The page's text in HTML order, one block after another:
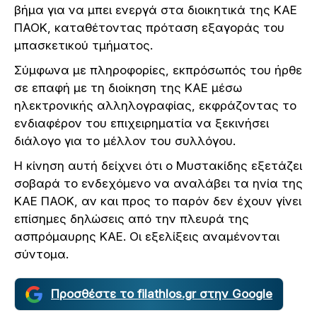
βήμα για να μπει ενεργά στα διοικητικά της ΚΑΕ
ΠΑΟΚ, καταθέτοντας πρόταση εξαγοράς του
μπασκετικού τμήματος.
Σύμφωνα με πληροφορίες, εκπρόσωπός του ήρθε
σε επαφή με τη διοίκηση της ΚΑΕ μέσω
ηλεκτρονικής αλληλογραφίας, εκφράζοντας το
ενδιαφέρον του επιχειρηματία να ξεκινήσει
διάλογο για το μέλλον του συλλόγου.
Η κίνηση αυτή δείχνει ότι ο Μυστακίδης εξετάζει
σοβαρά το ενδεχόμενο να αναλάβει τα ηνία της
ΚΑΕ ΠΑΟΚ, αν και προς το παρόν δεν έχουν γίνει
επίσημες δηλώσεις από την πλευρά της
ασπρόμαυρης ΚΑΕ. Οι εξελίξεις αναμένονται
σύντομα.
Προσθέστε το filathlos.gr στην Google